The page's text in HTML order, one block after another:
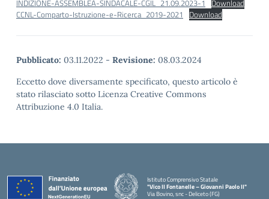
INDIZIONE-ASSEMBLEA-SINDACALE-CGIL_21.09.2023-1
Download
CCNL-Comparto-Istruzione-e-Ricerca_2019-2021
Download
Pubblicato: 03.11.2022 - Revisione: 08.03.2024
Eccetto dove diversamente specificato, questo articolo è
stato rilasciato sotto Licenza Creative Commons
Attribuzione 4.0 Italia.
Istituto Comprensivo Statale
"Vico II Fontanelle – Giovanni Paolo II"
Via Bovino, snc - Deliceto (FG)